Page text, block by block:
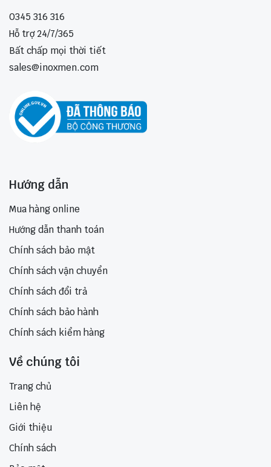
0345 316 316
Hỗ trợ 24/7/365
Bất chấp mọi thời tiết
sales@inoxmen.com
Hướng dẫn
Mua hàng online
Hướng dẫn thanh toán
Chính sách bảo mật
Chính sách vận chuyển
Chính sách đổi trả
Chính sách bảo hành
Chính sách kiểm hàng
Về chúng tôi
Trang chủ
Liên hệ
Giới thiệu
Chính sách